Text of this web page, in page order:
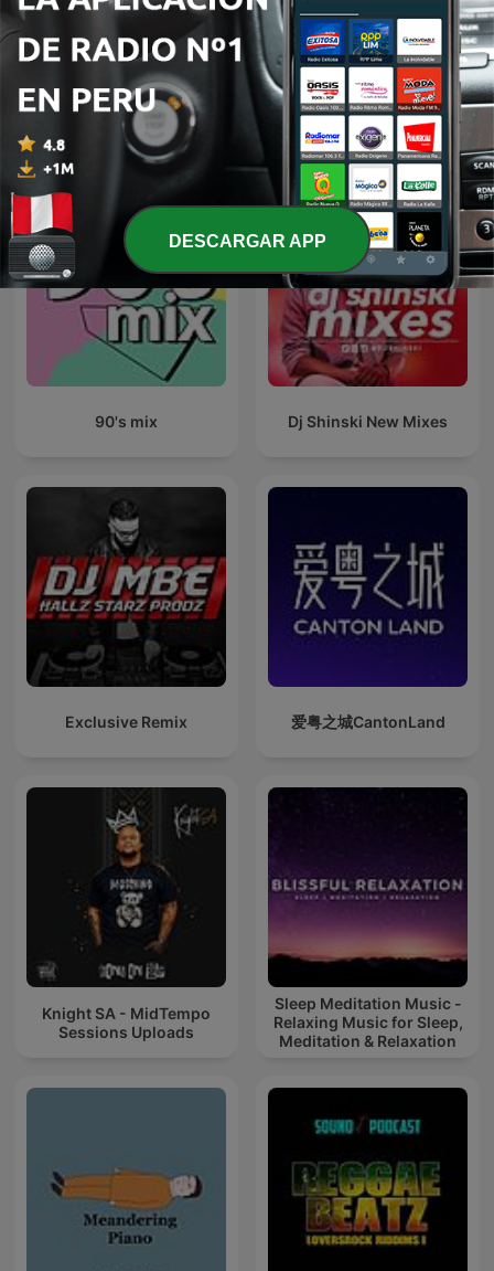
BOLEROS EN VOCES
SALSERAS
El Vinilo - Música 70s, 80s
y 90s
Más podcasts internacionales de Música
90's mix Dj Shinski New Mixes
Exclusive Remix 爱粤之城CantonLand
Knight SA - MidTempo
Sessions Uploads
Sleep Meditation Music -
Relaxing Music for Sleep,
Meditation & Relaxation
DESCARGAR APP